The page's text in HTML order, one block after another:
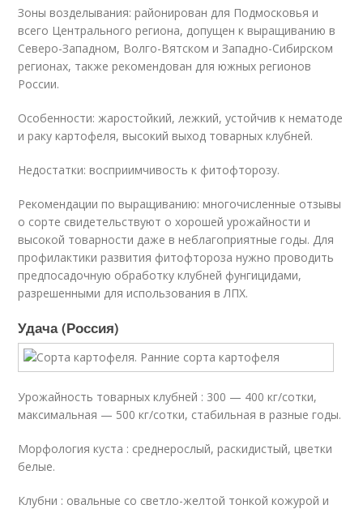
Зоны возделывания: районирован для Подмосковья и
всего Центрального региона, допущен к выращиванию в
Северо-Западном, Волго-Вятском и Западно-Сибирском
регионах, также рекомендован для южных регионов
России.
Особенности: жаростойкий, лежкий, устойчив к нематоде
и раку картофеля, высокий выход товарных клубней.
Недостатки: восприимчивость к фитофторозу.
Рекомендации по выращиванию: многочисленные отзывы
о сорте свидетельствуют о хорошей урожайности и
высокой товарности даже в неблагоприятные годы. Для
профилактики развития фитофтороза нужно проводить
предпосадочную обработку клубней фунгицидами,
разрешенными для использования в ЛПХ.
Удача (Россия)
Урожайность товарных клубней : 300 — 400 кг/сотки,
максимальная — 500 кг/сотки, стабильная в разные годы.
Морфология куста : среднерослый, раскидистый, цветки
белые.
Клубни : овальные со светло-желтой тонкой кожурой и